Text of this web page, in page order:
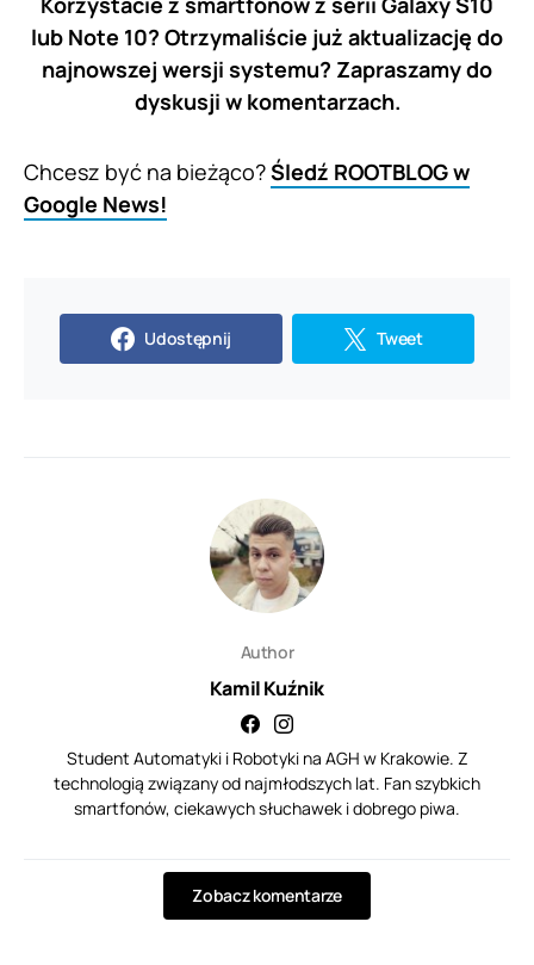
lub Note 10? Otrzymaliście już aktualizację do
najnowszej wersji systemu? Zapraszamy do
dyskusji w komentarzach.
Chcesz być na bieżąco?Śledź ROOTBLOG w
Google News!
Udostępnij Tweet
Author
Kamil Kuźnik
Student Automatyki i Robotyki na AGH w Krakowie. Z
technologią związany od najmłodszych lat. Fan szybkich
smartfonów, ciekawych słuchawek i dobrego piwa.
Zobacz komentarze